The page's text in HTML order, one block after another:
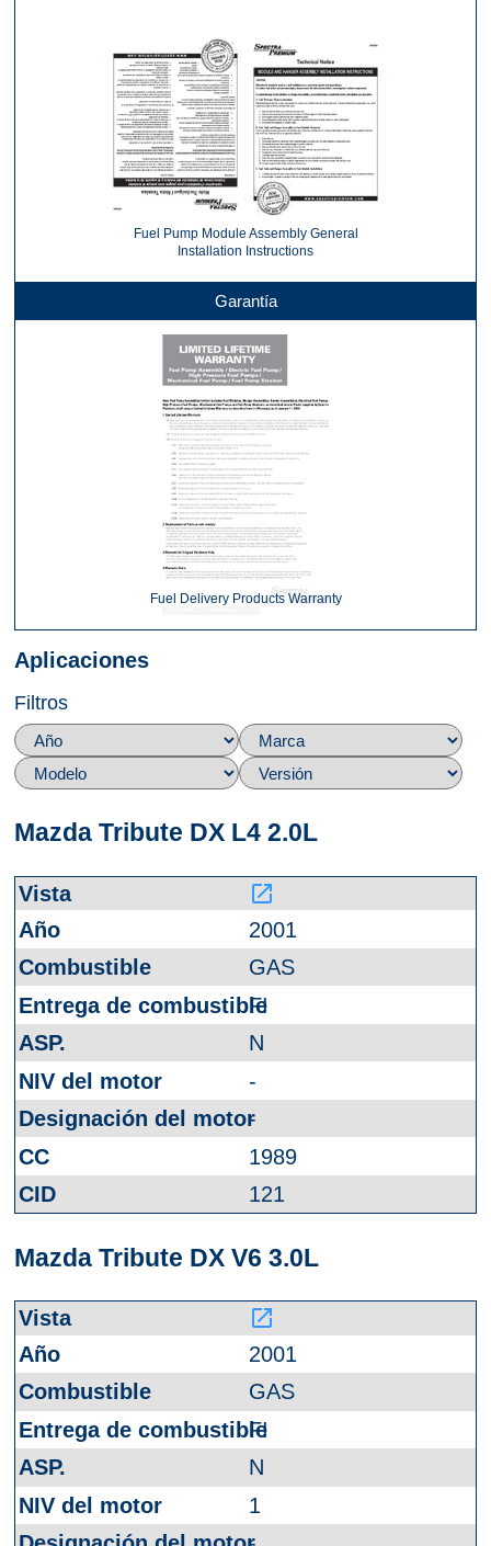
Fuel Pump Module Assembly General
Installation Instructions
Garantía
Fuel Delivery Products Warranty
Aplicaciones
Filtros
Mazda Tribute DX L4 2.0L
launch
2001
GAS
FI
N
-
-
1989
121
Mazda Tribute DX V6 3.0L
launch
2001
GAS
FI
N
1